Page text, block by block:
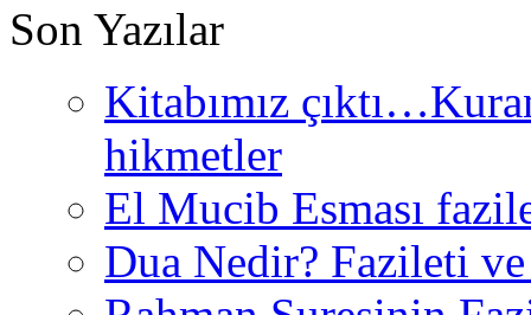
Son Yazılar
Kitabımız
hikmetler
El Mucib Esması
Dua Nedir? Fazileti